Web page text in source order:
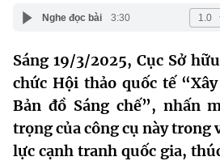
Giới thiệu
Chức năng nhiệm vụ
Cơ cấu tổ chức
Lịch sử phát triển
Tin tức sự kiện
Khoa học và Công nghệ
Đổi mới sáng tạo
Dịch vụ công
Hệ thống văn bản
Nghe đọc bài 3:30
Sáng 19/3/2025, Cục Sở
chức Hội thảo quốc tế
Bản đồ Sáng chế”, nhấn
trọng của công cụ này trong
lực cạnh tranh quốc gia,